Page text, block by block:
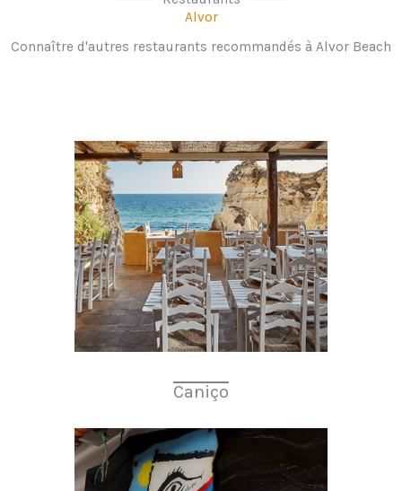
Alvor
Connaître d'autres restaurants recommandés à Alvor Beach
Caniço